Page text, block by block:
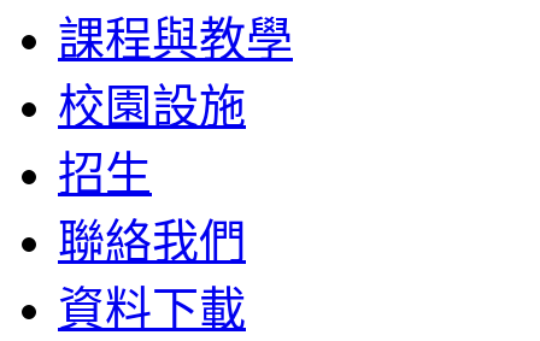
課程與教學
校園設施
招生
聯絡我們
資料下載